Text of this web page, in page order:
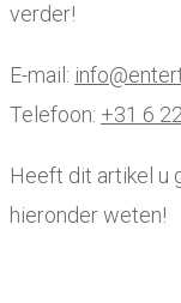
verder!
E-mail:
Telefoon: +31 6
Heeft dit artikel u
hieronder weten!